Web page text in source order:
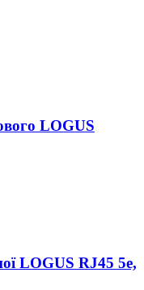
LOGUS
LOGUS RJ45 5e,